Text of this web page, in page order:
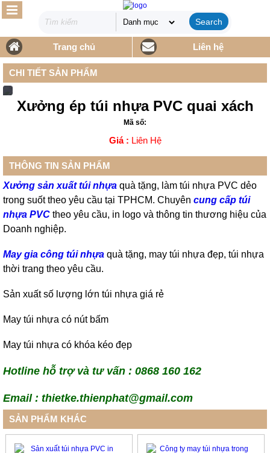
Search
Trang chủ Liên hệ
CHI TIẾT SẢN PHẨM
Xưởng ép túi nhựa PVC quai xách
Mã số:
Giá : Liên Hệ
THÔNG TIN SẢN PHẨM
Xưởng sản xuất túi nhựa quà tặng, làm túi nhựa PVC dẻo
trong suốt theo yêu cầu tại TPHCM. Chuyên cung cấp túi
nhựa PVC theo yêu cầu, in logo và thông tin thương hiệu của
Doanh nghiệp.
May gia công túi nhựa quà tặng, may túi nhựa đẹp, túi nhựa
thời trang theo yêu cầu.
Sản xuất số lượng lớn túi nhựa giá rẻ
May túi nhựa có nút bấm
May túi nhựa có khóa kéo đẹp
Hotline hỗ trợ và tư vấn : 0868 160 162
Email : thietke.thienphat@gmail.com
SẢN PHẨM KHÁC